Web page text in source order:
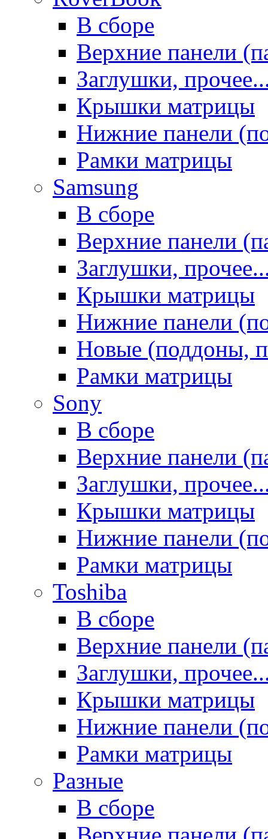
В сборе
Верхние панели
Заглушки,
Крышки матрицы
Нижние панели
Рамки матрицы
Samsung
В сборе
Верхние панели
Заглушки,
Крышки матрицы
Нижние панели
Новые (поддоны,
Рамки матрицы
Sony
В сборе
Верхние панели
Заглушки,
Крышки матрицы
Нижние панели
Рамки матрицы
Toshiba
В сборе
Верхние панели
Заглушки,
Крышки матрицы
Нижние панели
Рамки матрицы
Разные
В сборе